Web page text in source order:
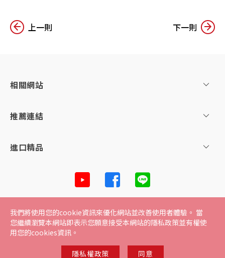
上一則 下一則
相關網站
推薦連結
進口精品
網站地圖 電子發票服務 個人資料管理保護聲明
隱私
權政策
Copyright © Taiwan Sakura Corporation.
All right reserved
我們將使用您的cookie資訊來優化網站並改善使用者體驗。 當
您繼續瀏覽本網站即表示您願意接受本網站的隱私政策並有權使
用您的cookies資訊。
隱私權政策 同意